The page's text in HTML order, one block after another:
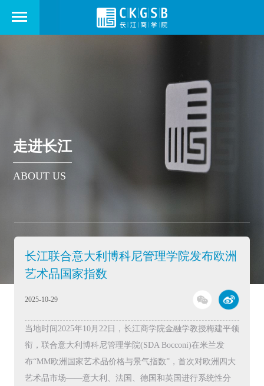
走进长江
ABOUT US
长江联合意大利博科尼管理学院发布欧洲
艺术品国家指数
2025-10-29
当地时间2025年10月22日，长江商学院金融学教授梅建平领
衔，联合意大利博科尼管理学院(SDA Bocconi)在米兰发
布“MM欧洲国家艺术品价格与景气指数”，首次对欧洲四大
艺术品市场——意大利、法国、德国和英国进行系统性分